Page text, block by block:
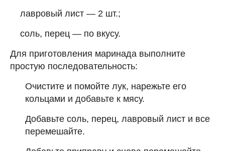
лавровый лист — 2 шт.;
соль, перец — по вкусу.
Для приготовления маринада выполните
простую последовательность:
Очистите и помойте лук, нарежьте его
кольцами и добавьте к мясу.
Добавьте соль, перец, лавровый лист и все
перемешайте.